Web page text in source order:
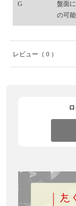
G
盤面
の可
レビュー （ 0 ）